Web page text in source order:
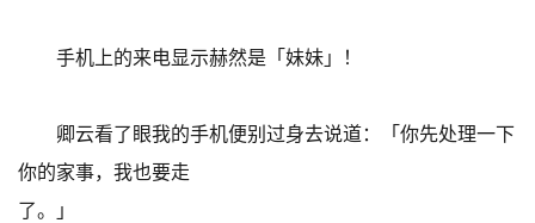
手机上的来电显示赫然是「妹妹」！
卿云看了眼我的手机便别过身去说道：「你先处理一下
你的家事，我也要走
了。」